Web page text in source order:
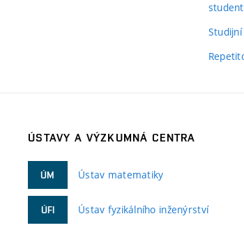
ÚSTAVY A VÝZKUMNÁ CENTRA
ÚM Ústav matematiky
ÚFI Ústav fyzikálního inženýrství